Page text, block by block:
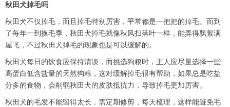
秋田犬掉毛吗
秋田犬不仅掉毛，而且掉毛特别厉害，平常都是一把把的掉毛。而到
了每年一到换毛季，秋田犬掉毛就像秋风扫落叶一样，能弄得飘絮满
屋飞，不过秋田犬掉毛的现象也是可以缓解的。
秋田犬每日的饮食应保持清淡，而挑选狗粮时，主人应尽量选择一些
高蛋白低含盐量的天然狗粮，这对缓解掉毛很有帮助，如果总是吃盐
分多的食物，会削弱秋田犬的皮肤抵抗力，导致掉毛更加厉害。
秋田犬的毛发不能留得太长，需定期修剪，每天梳理，这样能避免毛